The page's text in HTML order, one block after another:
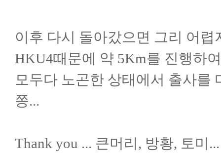
이후 다시 돌아갔으면 그리 어
HKU4때문에 약 5Km를 진행하
모두다 노곤한 상태에서 출사를
쫑...
Thank you ... 큰머리, 방황, 토미...